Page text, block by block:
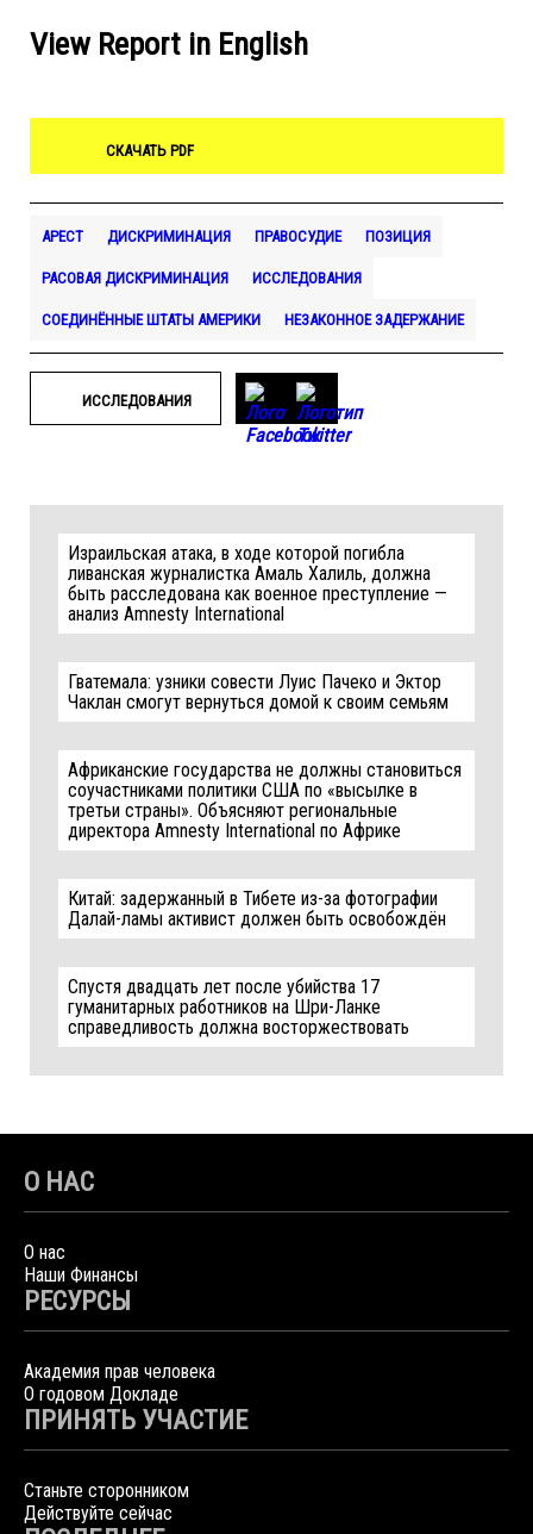
View Report in English
СКАЧАТЬ PDF
АРЕСТ ДИСКРИМИНАЦИЯ ПРАВОСУДИЕ ПОЗИЦИЯ
РАСОВАЯ ДИСКРИМИНАЦИЯ ИССЛЕДОВАНИЯ
СОЕДИНЁННЫЕ ШТАТЫ АМЕРИКИ НЕЗАКОННОЕ ЗАДЕРЖАНИЕ
ИССЛЕДОВАНИЯ
Израильская атака, в ходе которой погибла
ливанская журналистка Амаль Халиль, должна
быть расследована как военное преступление —
анализ Amnesty International
Гватемала: узники совести Луис Пачеко и Эктор
Чаклан смогут вернуться домой к своим семьям
Африканские государства не должны становиться
соучастниками политики США по «высылке в
третьи страны». Объясняют региональные
директора Amnesty International по Африке
Китай: задержанный в Тибете из-за фотографии
Далай-ламы активист должен быть освобождён
Спустя двадцать лет после убийства 17
гуманитарных работников на Шри-Ланке
справедливость должна восторжествовать
О НАС
О нас
Наши Финансы
РЕСУРСЫ
Академия прав человека
О годовом Докладе
ПРИНЯТЬ УЧАСТИЕ
Станьте сторонником
Действуйте сейчас